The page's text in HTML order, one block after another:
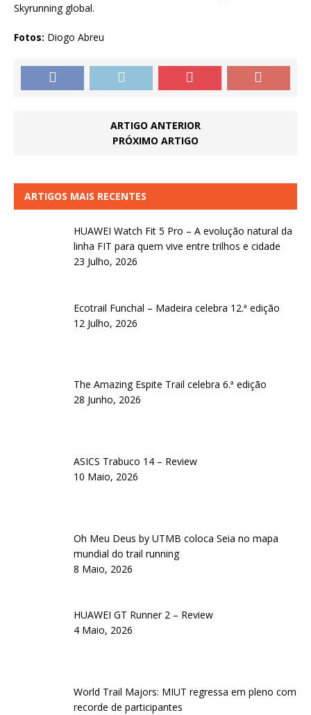
Skyrunning global.
Fotos: Diogo Abreu
ARTIGO ANTERIOR
PRÓXIMO ARTIGO
ARTIGOS MAIS RECENTES
HUAWEI Watch Fit 5 Pro – A evolução natural da
linha FIT para quem vive entre trilhos e cidade
23 Julho, 2026
Ecotrail Funchal – Madeira celebra 12.ª edição
12 Julho, 2026
The Amazing Espite Trail celebra 6.ª edição
28 Junho, 2026
ASICS Trabuco 14 – Review
10 Maio, 2026
Oh Meu Deus by UTMB coloca Seia no mapa
mundial do trail running
8 Maio, 2026
HUAWEI GT Runner 2 – Review
4 Maio, 2026
World Trail Majors: MIUT regressa em pleno com
recorde de participantes